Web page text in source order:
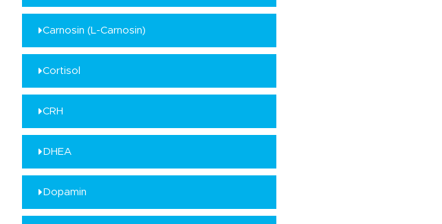
Carnosin (L-Carnosin)
Cortisol
CRH
DHEA
Dopamin